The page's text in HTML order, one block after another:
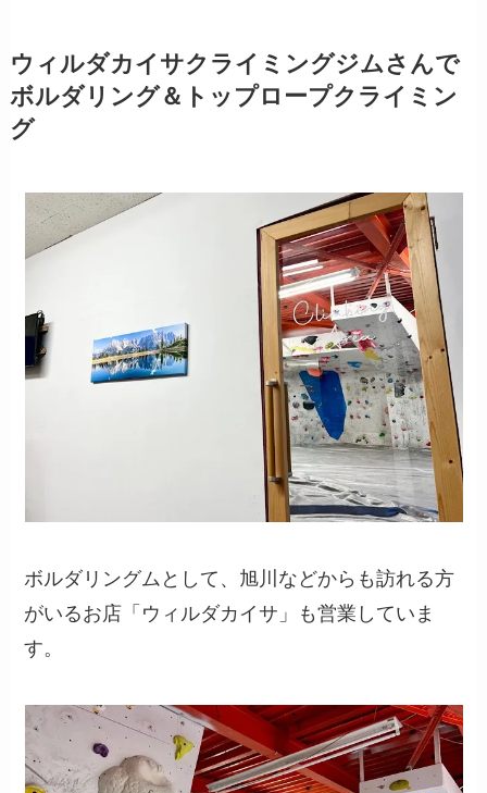
ウィルダカイサクライミングジムさんで
ボルダリング＆トップロープクライミン
グ
ボルダリングムとして、旭川などからも訪れる方
がいるお店「ウィルダカイサ」も営業していま
す。